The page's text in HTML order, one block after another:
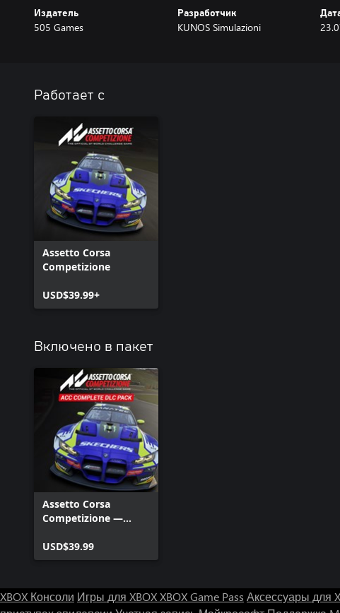
Издатель
505 Games
Разработчик
KUNOS Simulazioni
Работает с
Assetto Corsa
Competizione
USD$39.99+
Включено в пакет
Assetto Corsa
Competizione —
контента
USD$39.99
XBOX Консоли Игры для XBOXXBOX Game Pass Аксессуары для